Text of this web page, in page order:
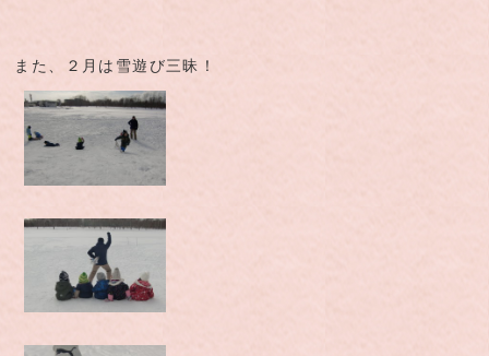
また、２月は雪遊び三昧！